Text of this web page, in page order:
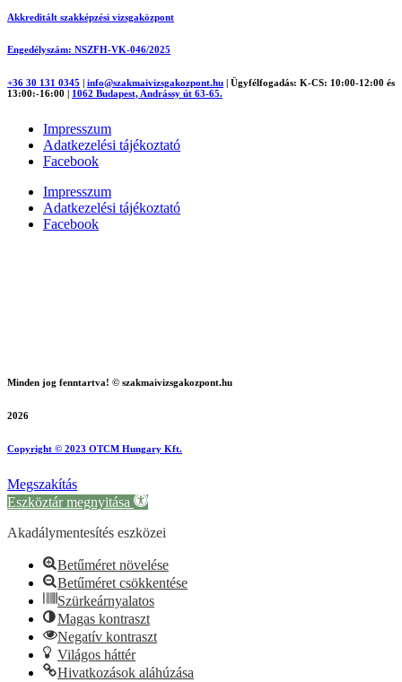
Akkreditált szakképzési vizsgaközpont
Engedélyszám: NSZFH-VK-046/2025
+36 30 131 0345 info@szakmaivizsgakozpont.hu
Ügyfélfogadás: K-CS: 10:00-12:00 és
13:00:-16:00
1062 Budapest, Andrássy út 63-65.
Impresszum
Adatkezelési tájékoztató
Facebook
Impresszum
Adatkezelési tájékoztató
Facebook
Minden jog fenntartva! © szakmaivizsgakozpont.hu
2026
Copyright © 2023 OTCM Hungary Kft.
Megszakítás
Eszköztár megnyitása
Akadálymentesítés eszközei
Betűméret növelése
Betűméret csökkentése
Szürkeárnyalatos
Magas kontraszt
Negatív kontraszt
Világos háttér
Hivatkozások aláhúzása